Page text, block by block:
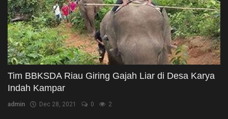
Tim BBKSDA Riau Giring Gajah Liar di Desa Karya
Indah Kampar
admin Dec 28, 2021 0 2